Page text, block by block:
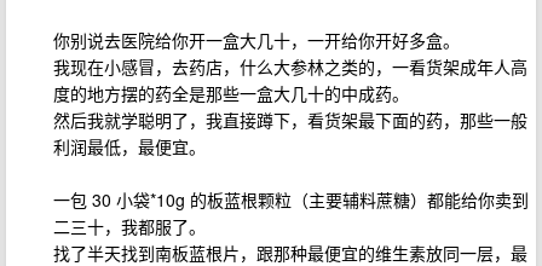
你别说去医院给你开一盒大几十，一开给你开好多盒。
我现在小感冒，去药店，什么大参林之类的，一看货架成年人高
度的地方摆的药全是那些一盒大几十的中成药。
然后我就学聪明了，我直接蹲下，看货架最下面的药，那些一般
利润最低，最便宜。
一包 30 小袋*10g 的板蓝根颗粒（主要辅料蔗糖）都能给你卖到
二三十，我都服了。
找了半天找到南板蓝根片，跟那种最便宜的维生素放同一层，最